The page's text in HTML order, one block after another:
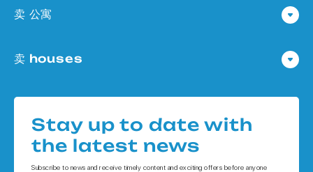
卖 公寓
公寓 在
公寓 在 普吉岛
卖 houses
Houses 在 象岛
Stay up to date with
the latest news
Subscribe to news and receive timely content and exciting offers before anyone